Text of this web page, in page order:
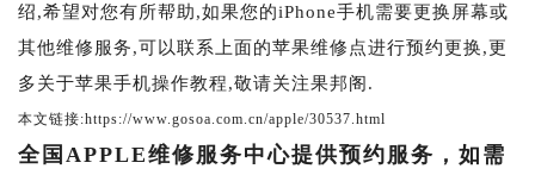
绍,希望对您有所帮助,如果您的iPhone手机需要更换屏幕或
其他维修服务,可以联系上面的苹果维修点进行预约更换,更
多关于苹果手机操作教程,敬请关注果邦阁.
本文链接:https://www.gosoa.com.cn/apple/30537.html
全国APPLE维修服务中心提供预约服务，如需